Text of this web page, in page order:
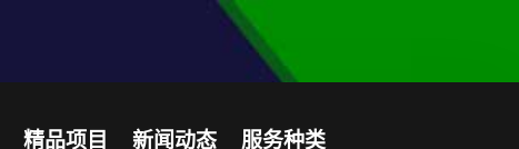
精品项目 新闻动态 服务种类